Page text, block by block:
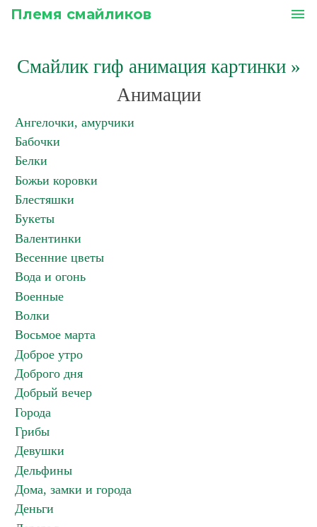
Племя смайликов menu
Смайлик гиф анимация картинки»
Анимации
Ангелочки, амурчики
Бабочки
Белки
Божьи коровки
Блестяшки
Букеты
Валентинки
Весенние цветы
Вода и огонь
Военные
Волки
Восьмое марта
Доброе утро
Доброго дня
Добрый вечер
Города
Грибы
Девушки
Дельфины
Дома, замки и города
Деньги